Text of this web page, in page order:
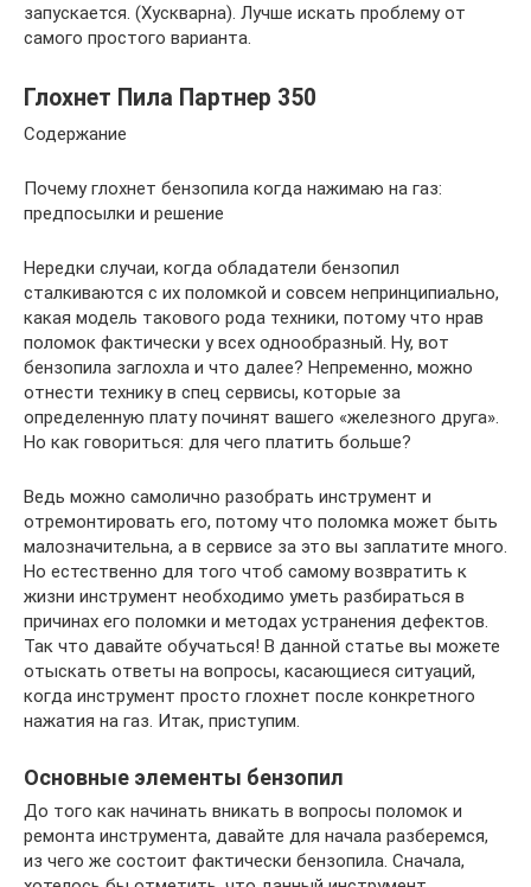
запускается. (Хускварна). Лучше искать проблему от
самого простого варианта.
Глохнет Пила Партнер 350
Содержание
Почему глохнет бензопила когда нажимаю на газ:
предпосылки и решение
Нередки случаи, когда обладатели бензопил
сталкиваются с их поломкой и совсем непринципиально,
какая модель такового рода техники, потому что нрав
поломок фактически у всех однообразный. Ну, вот
бензопила заглохла и что далее? Непременно, можно
отнести технику в спец сервисы, которые за
определенную плату починят вашего «железного друга».
Но как говориться: для чего платить больше?
Ведь можно самолично разобрать инструмент и
отремонтировать его, потому что поломка может быть
малозначительна, а в сервисе за это вы заплатите много.
Но естественно для того чтоб самому возвратить к
жизни инструмент необходимо уметь разбираться в
причинах его поломки и методах устранения дефектов.
Так что давайте обучаться! В данной статье вы можете
отыскать ответы на вопросы, касающиеся ситуаций,
когда инструмент просто глохнет после конкретного
нажатия на газ. Итак, приступим.
Основные элементы бензопил
До того как начинать вникать в вопросы поломок и
ремонта инструмента, давайте для начала разберемся,
из чего же состоит фактически бензопила. Сначала,